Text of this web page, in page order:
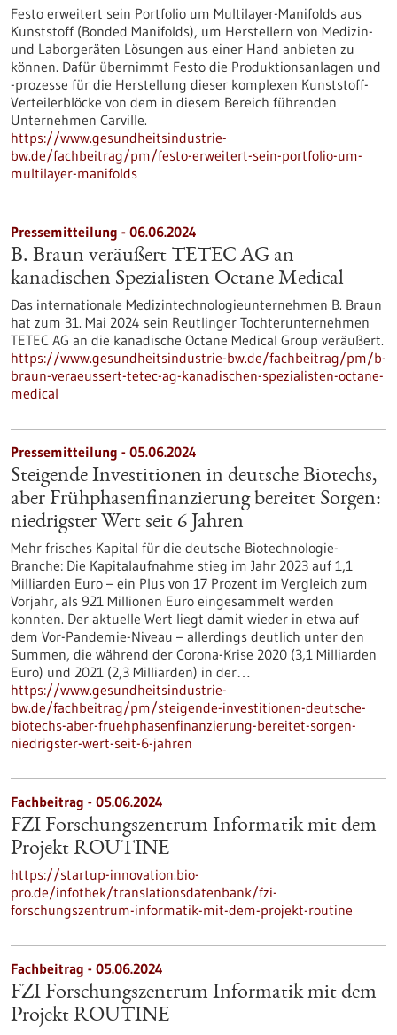
Festo erweitert sein Portfolio um Multilayer-Manifolds aus
Kunststoff (Bonded Manifolds), um Herstellern von Medizin-
und Laborgeräten Lösungen aus einer Hand anbieten zu
können. Dafür übernimmt Festo die Produktionsanlagen und
-prozesse für die Herstellung dieser komplexen Kunststoff-
Verteilerblöcke von dem in diesem Bereich führenden
Unternehmen Carville.
https://www.gesundheitsindustrie-
bw.de/fachbeitrag/pm/festo-erweitert-sein-portfolio-um-
multilayer-manifolds
Pressemitteilung - 06.06.2024
B. Braun veräußert TETEC AG an
kanadischen Spezialisten Octane Medical
Das internationale Medizintechnologieunternehmen B. Braun
hat zum 31. Mai 2024 sein Reutlinger Tochterunternehmen
TETEC AG an die kanadische Octane Medical Group veräußert.
https://www.gesundheitsindustrie-bw.de/fachbeitrag/pm/b-
braun-veraeussert-tetec-ag-kanadischen-spezialisten-octane-
medical
Pressemitteilung - 05.06.2024
Steigende Investitionen in deutsche Biotechs,
aber Frühphasenfinanzierung bereitet Sorgen:
niedrigster Wert seit 6 Jahren
Mehr frisches Kapital für die deutsche Biotechnologie-
Branche: Die Kapitalaufnahme stieg im Jahr 2023 auf 1,1
Milliarden Euro – ein Plus von 17 Prozent im Vergleich zum
Vorjahr, als 921 Millionen Euro eingesammelt werden
konnten. Der aktuelle Wert liegt damit wieder in etwa auf
dem Vor-Pandemie-Niveau – allerdings deutlich unter den
Summen, die während der Corona-Krise 2020 (3,1 Milliarden
Euro) und 2021 (2,3 Milliarden) in der…
https://www.gesundheitsindustrie-
bw.de/fachbeitrag/pm/steigende-investitionen-deutsche-
biotechs-aber-fruehphasenfinanzierung-bereitet-sorgen-
niedrigster-wert-seit-6-jahren
Fachbeitrag - 05.06.2024
FZI Forschungszentrum Informatik mit dem
Projekt ROUTINE
https://startup-innovation.bio-
pro.de/infothek/translationsdatenbank/fzi-
forschungszentrum-informatik-mit-dem-projekt-routine
Fachbeitrag - 05.06.2024
FZI Forschungszentrum Informatik mit dem
Projekt ROUTINE